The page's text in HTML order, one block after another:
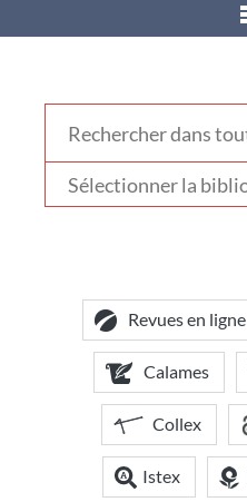
votre
bibliothèque
Revues en ligne
Calames
Collex
Istex